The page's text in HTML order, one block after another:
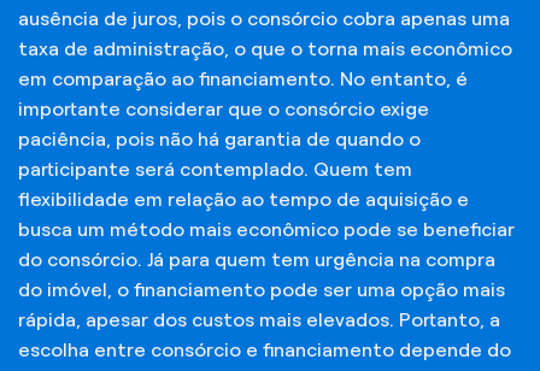
ausência de juros, pois o consórcio cobra apenas uma
taxa de administração, o que o torna mais econômico
em comparação ao financiamento. No entanto, é
importante considerar que o consórcio exige
paciência, pois não há garantia de quando o
participante será contemplado. Quem tem
flexibilidade em relação ao tempo de aquisição e
busca um método mais econômico pode se beneficiar
do consórcio. Já para quem tem urgência na compra
do imóvel, o financiamento pode ser uma opção mais
rápida, apesar dos custos mais elevados. Portanto, a
escolha entre consórcio e financiamento depende do